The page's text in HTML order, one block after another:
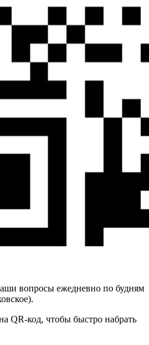
вопросы ежедневно по будням
QR-код, чтобы быстро набрать